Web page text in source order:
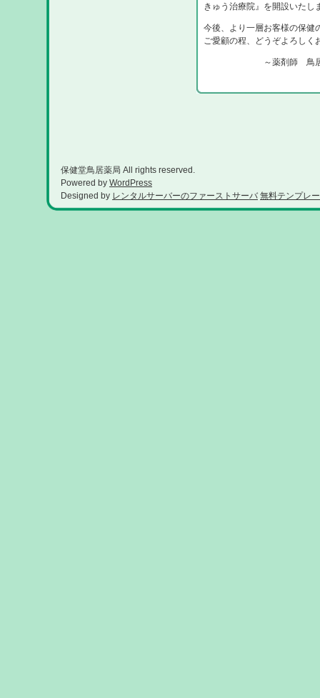
きゅう治療院』を開設いたし
今後、より一層お客様の保健
ご愛顧の程、どうぞよろしく
～薬剤師 鳥居
保健堂鳥居薬局 All rights reserved.
Powered by WordPress
Designed by レンタルサーバーのファーストサーバ 無料テンプレ